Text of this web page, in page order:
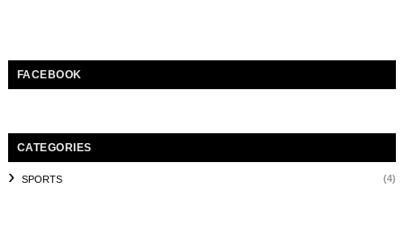
FACEBOOK
CATEGORIES
SPORTS (4)